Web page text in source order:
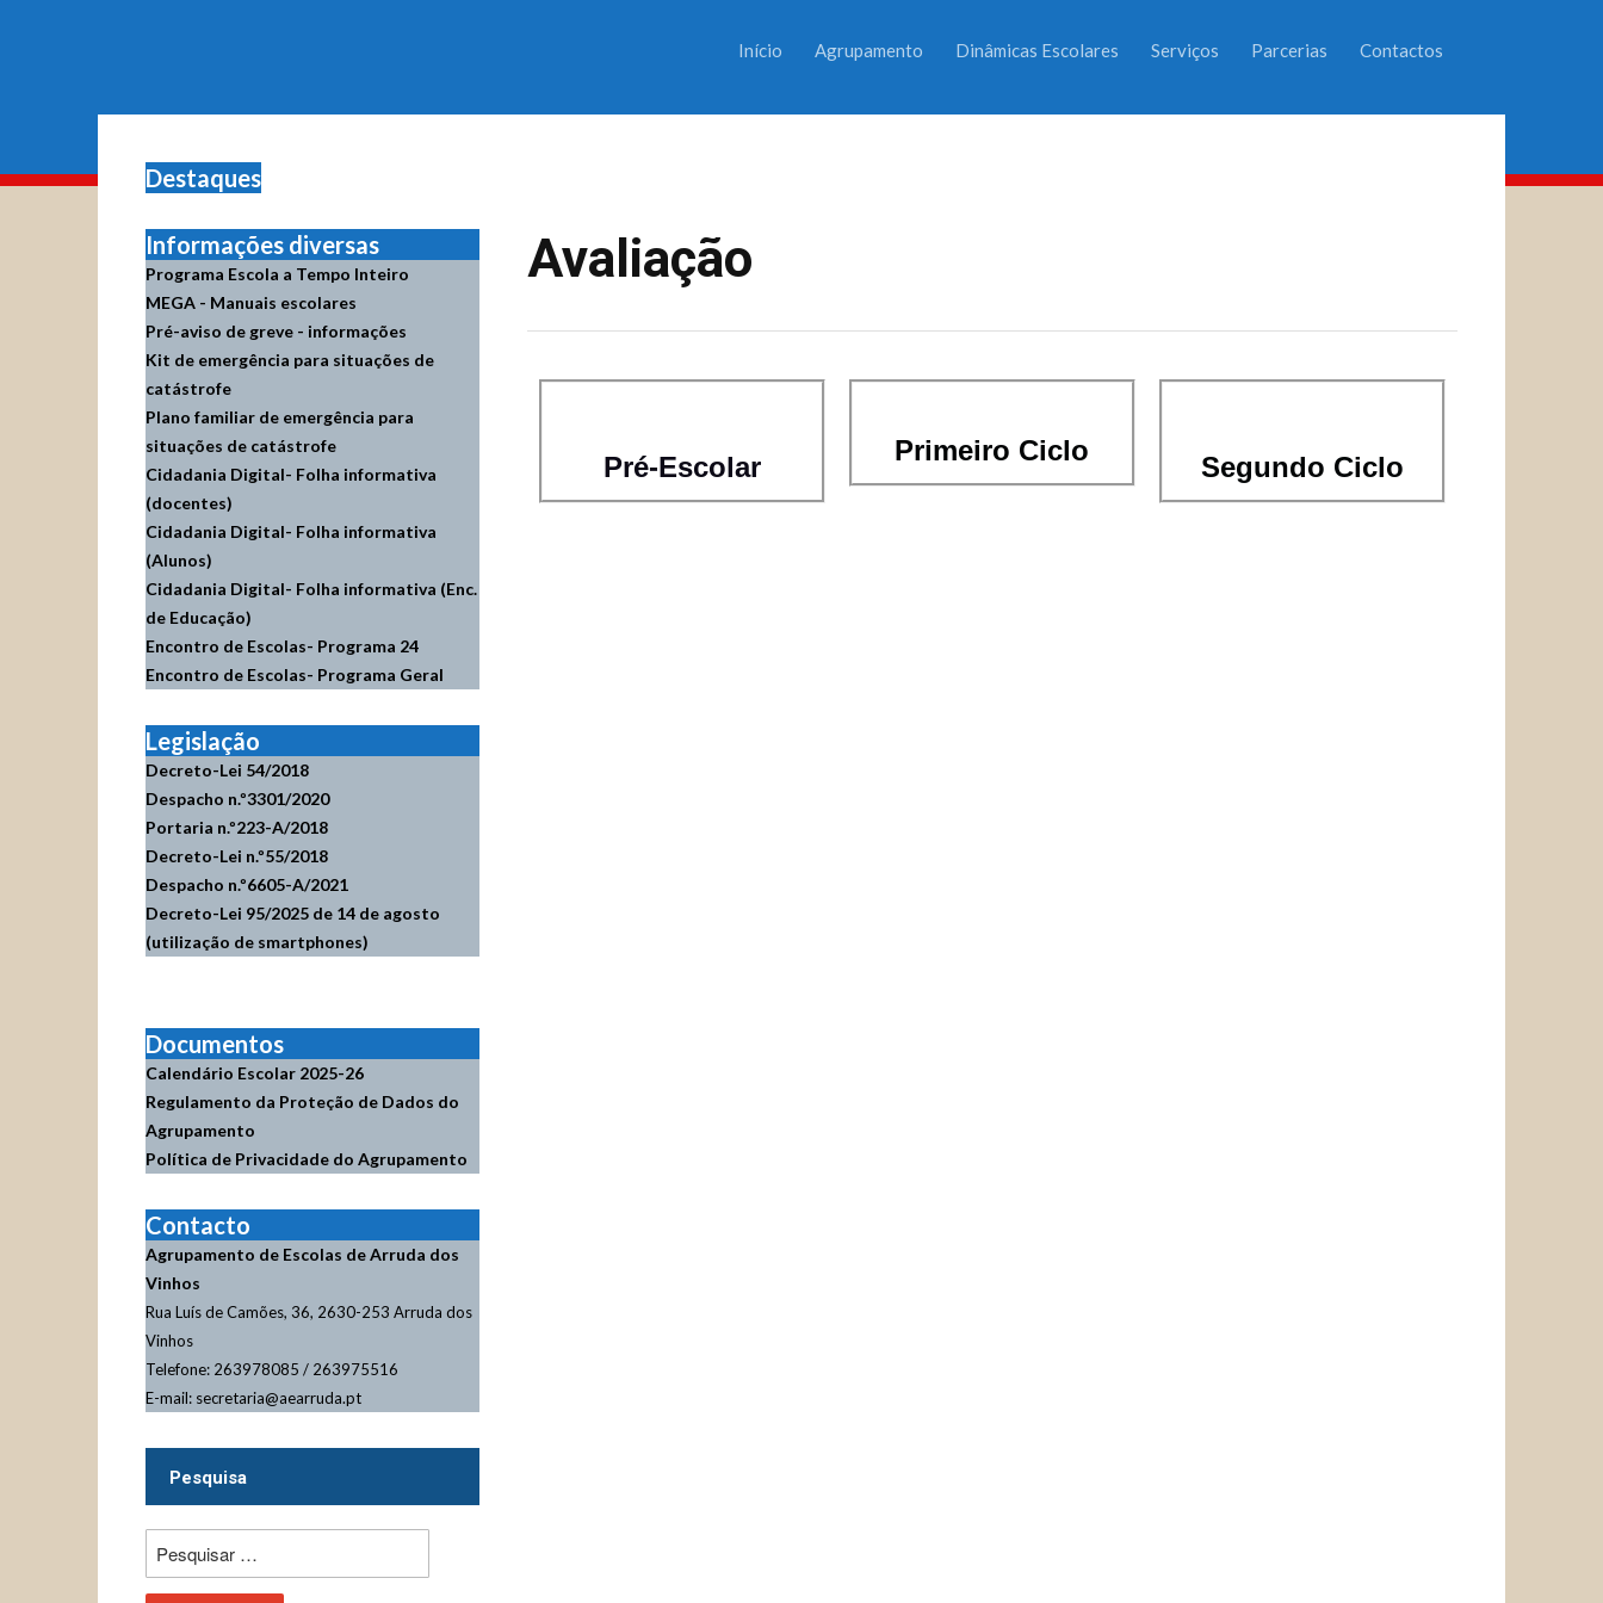
Início Agrupamento Dinâmicas Escolares Serviços Parcerias Contactos
Avaliação
Pré-Escolar
Primeiro Ciclo
Segundo Ciclo
Destaques
Informações diversas
Programa Escola a Tempo Inteiro
MEGA - Manuais escolares
Pré-aviso de greve - informações
Kit de emergência para situações de
catástrofe
Plano familiar de emergência para
situações de catástrofe
Cidadania Digital- Folha informativa
(docentes)
Cidadania Digital- Folha informativa
(Alunos)
Cidadania Digital- Folha informativa (Enc.
de Educação)
Encontro de Escolas- Programa 24
Encontro de Escolas- Programa Geral
Legislação
Decreto-Lei 54/2018
Despacho n.º3301/2020
Portaria n.º223-A/2018
Decreto-Lei n.º55/2018
Despacho n.º6605-A/2021
Decreto-Lei 95/2025 de 14 de agosto
(utilização de smartphones)
Documentos
Calendário Escolar 2025-26
Regulamento da Proteção de Dados do
Agrupamento
Política de Privacidade do Agrupamento
Contacto
Agrupamento de Escolas de Arruda dos
Vinhos
Rua Luís de Camões, 36, 2630-253 Arruda dos
Vinhos
Telefone: 263978085 / 263975516
E-mail: secretaria@aearruda.pt
Pesquisa